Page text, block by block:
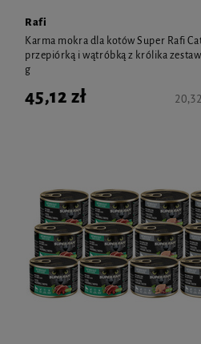
Rafi
Karma mokra dla kotów Super Rafi
przepiórką i wątróbką z królika zestaw
g
45,12 zł